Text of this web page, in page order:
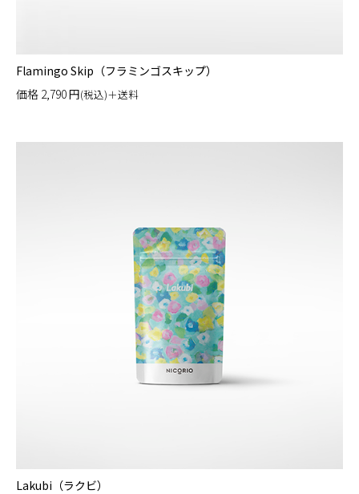
Flamingo Skip（フラミンゴスキップ）
価格 2,790円(税込)＋送料
Lakubi（ラクビ）